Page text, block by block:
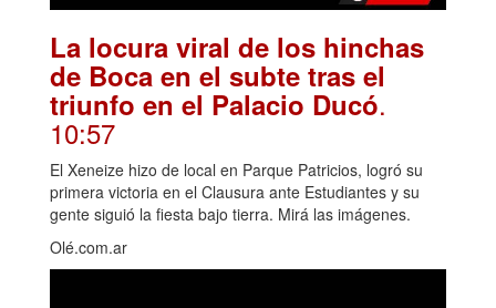
La locura viral de los hinchas
de Boca en el subte tras el
triunfo en el Palacio Ducó.
10:57
El Xeneize hizo de local en Parque Patricios, logró su
primera victoria en el Clausura ante Estudiantes y su
gente siguió la fiesta bajo tierra. Mirá las imágenes.
Olé.com.ar